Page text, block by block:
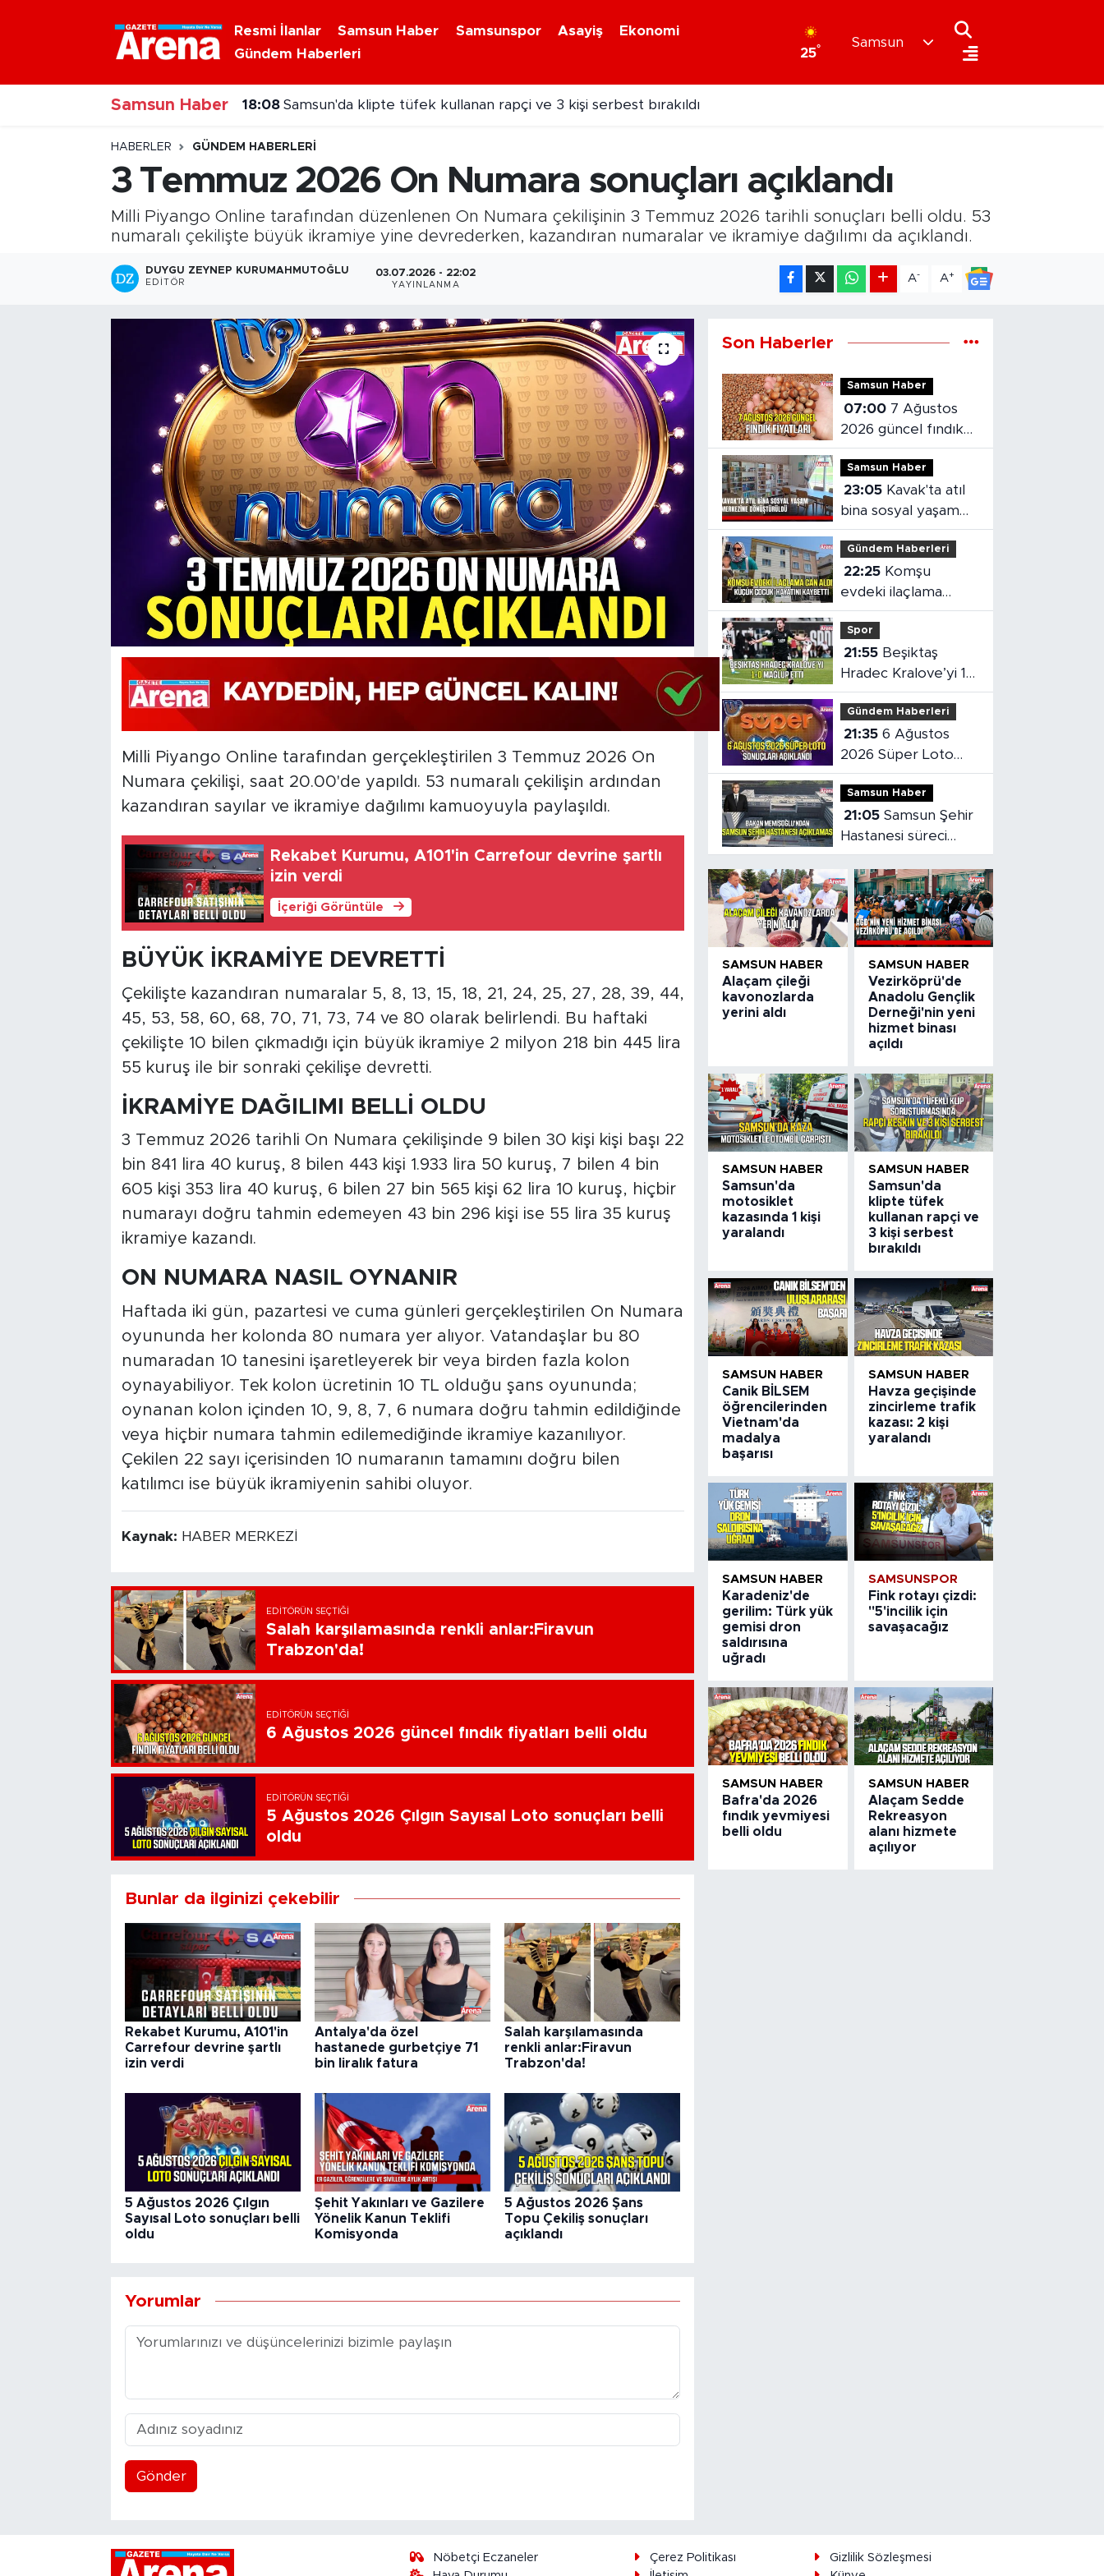
Resmi İlanlar Samsun Haber Samsunspor Asayiş
Ekonomi
Gündem Haberleri
25°
Samsun
Samsun Haber 18:08 Samsun'da klipte tüfek kullanan rapçi ve 3 kişi serbest bırakıldı
HABERLER GÜNDEM HABERLERI
3 Temmuz 2026 On Numara sonuçları açıklandı
Milli Piyango Online tarafından düzenlenen On Numara çekilişinin 3 Temmuz 2026 tarihli sonuçları belli oldu. 53
numaralı çekilişte büyük ikramiye yine devrederken, kazandıran numaralar ve ikramiye dağılımı da açıklandı.
DUYGU ZEYNEP KURUMAHMUTOĞLU
EDITÖR
03.07.2026 - 22:02
YAYINLANMA
A- A+
Milli Piyango Online tarafından gerçekleştirilen 3 Temmuz 2026 On
Numara çekilişi, saat 20.00'de yapıldı. 53 numaralı çekilişin ardından
kazandıran sayılar ve ikramiye dağılımı kamuoyuyla paylaşıldı.
Rekabet Kurumu, A101'in Carrefour devrine şartlı
izin verdi
İçeriği Görüntüle
BÜYÜK İKRAMİYE DEVRETTİ
Çekilişte kazandıran numaralar 5, 8, 13, 15, 18, 21, 24, 25, 27, 28, 39, 44,
45, 53, 58, 60, 68, 70, 71, 73, 74 ve 80 olarak belirlendi. Bu haftaki
çekilişte 10 bilen çıkmadığı için büyük ikramiye 2 milyon 218 bin 445 lira
55 kuruş ile bir sonraki çekilişe devretti.
İKRAMİYE DAĞILIMI BELLİ OLDU
3 Temmuz 2026 tarihli On Numara çekilişinde 9 bilen 30 kişi kişi başı 22
bin 841 lira 40 kuruş, 8 bilen 443 kişi 1.933 lira 50 kuruş, 7 bilen 4 bin
605 kişi 353 lira 40 kuruş, 6 bilen 27 bin 565 kişi 62 lira 10 kuruş, hiçbir
numarayı doğru tahmin edemeyen 43 bin 296 kişi ise 55 lira 35 kuruş
ikramiye kazandı.
ON NUMARA NASIL OYNANIR
Haftada iki gün, pazartesi ve cuma günleri gerçekleştirilen On Numara
oyununda her kolonda 80 numara yer alıyor. Vatandaşlar bu 80
numaradan 10 tanesini işaretleyerek bir veya birden fazla kolon
oynayabiliyor. Tek kolon ücretinin 10 TL olduğu şans oyununda;
oynanan kolon içinden 10, 9, 8, 7, 6 numara doğru tahmin edildiğinde
veya hiçbir numara tahmin edilemediğinde ikramiye kazanılıyor.
Çekilen 22 sayı içerisinden 10 numaranın tamamını doğru bilen
katılımcı ise büyük ikramiyenin sahibi oluyor.
Kaynak: HABER MERKEZİ
EDITÖRÜN SEÇTIĞI
Salah karşılamasında renkli anlar:Firavun
Trabzon'da!
EDITÖRÜN SEÇTIĞI
6 Ağustos 2026 güncel fındık fiyatları belli oldu
EDITÖRÜN SEÇTIĞI
5 Ağustos 2026 Çılgın Sayısal Loto sonuçları belli
oldu
Bunlar da ilginizi çekebilir
Rekabet Kurumu, A101'in
Carrefour devrine şartlı
izin verdi
Antalya'da özel
hastanede gurbetçiye 71
bin liralık fatura
Salah karşılamasında
renkli anlar:Firavun
Trabzon'da!
5 Ağustos 2026 Çılgın
Sayısal Loto sonuçları belli
oldu
Şehit Yakınları ve Gazilere
Yönelik Kanun Teklifi
Komisyonda
5 Ağustos 2026 Şans
Topu Çekiliş sonuçları
açıklandı
Yorumlar
Gönder
Son Haberler
Samsun Haber
07:00
2026 güncel fındık
fiyatları
Samsun Haber
23:05
bina sosyal yaşam
merkezine
dönüştürüldü
Gündem Haberleri
22:25
evdeki ilaçlama
küçük çocuğun
ölümüne neden oldu
Spor
21:55
Hradec Kralove’yi 1-
0 mağlup etti
Gündem Haberleri
21:35 6 Ağustos
2026 Süper Loto
sonuçları açıklandı
Samsun Haber
21:05 Samsun Şehir
Hastanesi süreci
masaya yatırıldı
SAMSUN HABER
Alaçam çileği
kavonozlarda
yerini aldı
SAMSUN HABER
Vezirköprü'de
Anadolu Gençlik
Derneği'nin yeni
hizmet binası
açıldı
SAMSUN HABER
Samsun'da
motosiklet
kazasında 1 kişi
yaralandı
SAMSUN HABER
Samsun'da
klipte tüfek
kullanan rapçi ve
3 kişi serbest
bırakıldı
SAMSUN HABER
Canik BİLSEM
öğrencilerinden
Vietnam'da
madalya
başarısı
SAMSUN HABER
Havza geçişinde
zincirleme trafik
kazası: 2 kişi
yaralandı
SAMSUN HABER
Karadeniz'de
gerilim: Türk yük
gemisi dron
saldırısına
uğradı
SAMSUNSPOR
Fink rotayı çizdi:
"5'incilik için
savaşacağız
SAMSUN HABER
Bafra'da 2026
fındık yevmiyesi
belli oldu
SAMSUN HABER
Alaçam Sedde
Rekreasyon
alanı hizmete
açılıyor
Nöbetçi Eczaneler
Çerez Politikası
Gizlilik Sözleşmesi
Nöbetçi Eczaneler
Hava Durumu
Samsun Namaz Vakitleri
Trafik Durumu
Süper Lig Puan Durumu ve Fikstür
Tüm Manşetler